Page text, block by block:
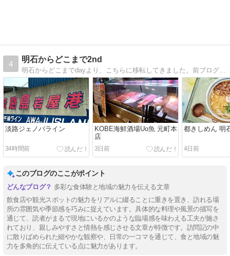
4
明石からどこまで2nd
明石からどこまでdayより、こちらに移転してきました。前ブログ同様、引き続き宜しくお願い致します。
淡路ジェノバライン
34時間前
KOBE海鮮酒場Uo魚 元町本
店
3日前
都きしめん 明
4日前
このブログのここがポイント
多彩な食体験と地域の魅力を伝える文章
飲食店や観光スポットの魅力をリアルに綴ることに重きを置き、訪れる場
所の雰囲気や季節感を巧みに捉えています。具体的な料理や風景の描写を
通じて、読者がまるで現地にいるかのような臨場感を味わえる工夫が施さ
れており、親しみやすさと情熱を感じさせる文章が特徴です。訪問記の中
に散りばめられた細やかな観察や、日常の一コマを通じて、食と地域の魅
力を多角的に伝えている点に魅力があります。